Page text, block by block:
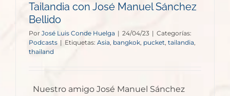
Tailandia con José Manuel Sánchez
Bellido
Por José Luis Conde Huelga | 24/04/23 | Categorías:
Podcasts | Etiquetas: Asia, bangkok, pucket, tailandia,
thailand
Nuestro amigo José Manuel Sánchez